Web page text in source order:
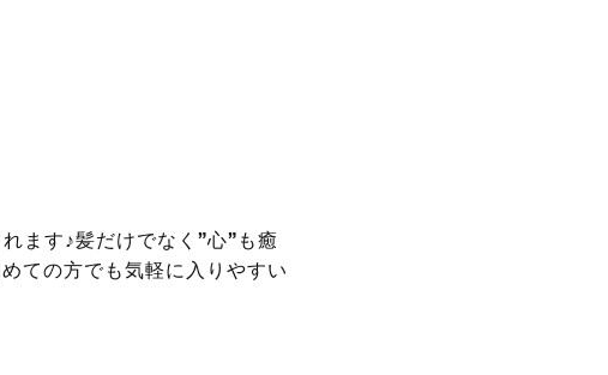
ます♪髪だけでなく”心”も癒
ての方でも気軽に入りやすい